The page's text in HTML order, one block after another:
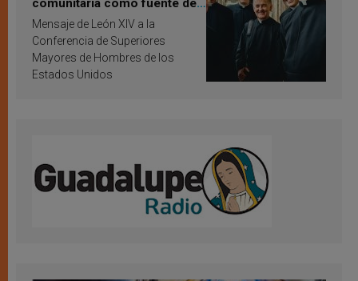
comunitaria como fuente de
inspiración y santificación
Mensaje de León XIV a la
Conferencia de Superiores
Mayores de Hombres de los
Estados Unidos